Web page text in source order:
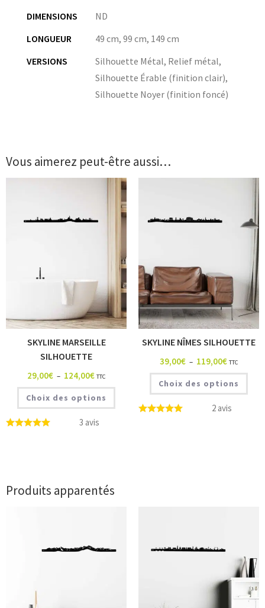
DIMENSIONS
ND
LONGUEUR
49 cm, 99 cm, 149 cm
VERSIONS
Silhouette Métal, Relief métal,
Silhouette Érable (finition clair),
Silhouette Noyer (finition foncé)
Vous aimerez peut-être aussi…
3 avis
SKYLINE MARSEILLE
SILHOUETTE
29,00€ – 124,00€ TTC
Choix des options
2 avis
SKYLINE NÎMES SILHOUETTE
39,00€ – 119,00€ TTC
Choix des options
Produits apparentés